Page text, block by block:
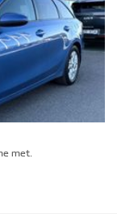
met.